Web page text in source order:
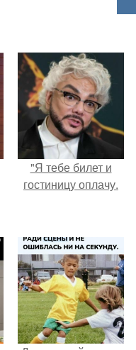
"Я тебе билет и
гостиницу оплачу.